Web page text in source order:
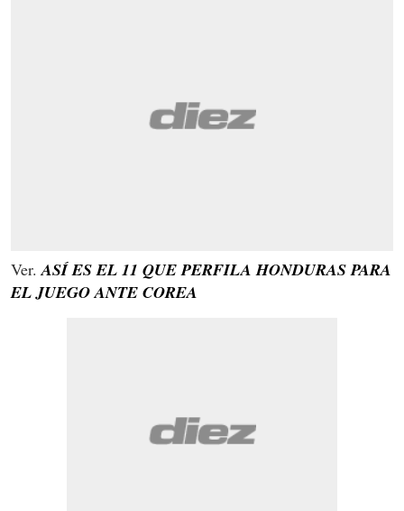
Ver.ASÍ ES EL 11 QUE PERFILA HONDURAS PARA
EL JUEGO ANTE COREA